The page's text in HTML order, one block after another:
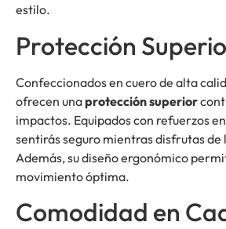
estilo.
Protección
Confeccionados en cuero de alta
ofrecen unaprotección superior
impactos. Equipados con refuerzos
sentirás seguro mientras disfrutas de
Además, su diseño ergonómico
movimiento óptima.
Comodidad en